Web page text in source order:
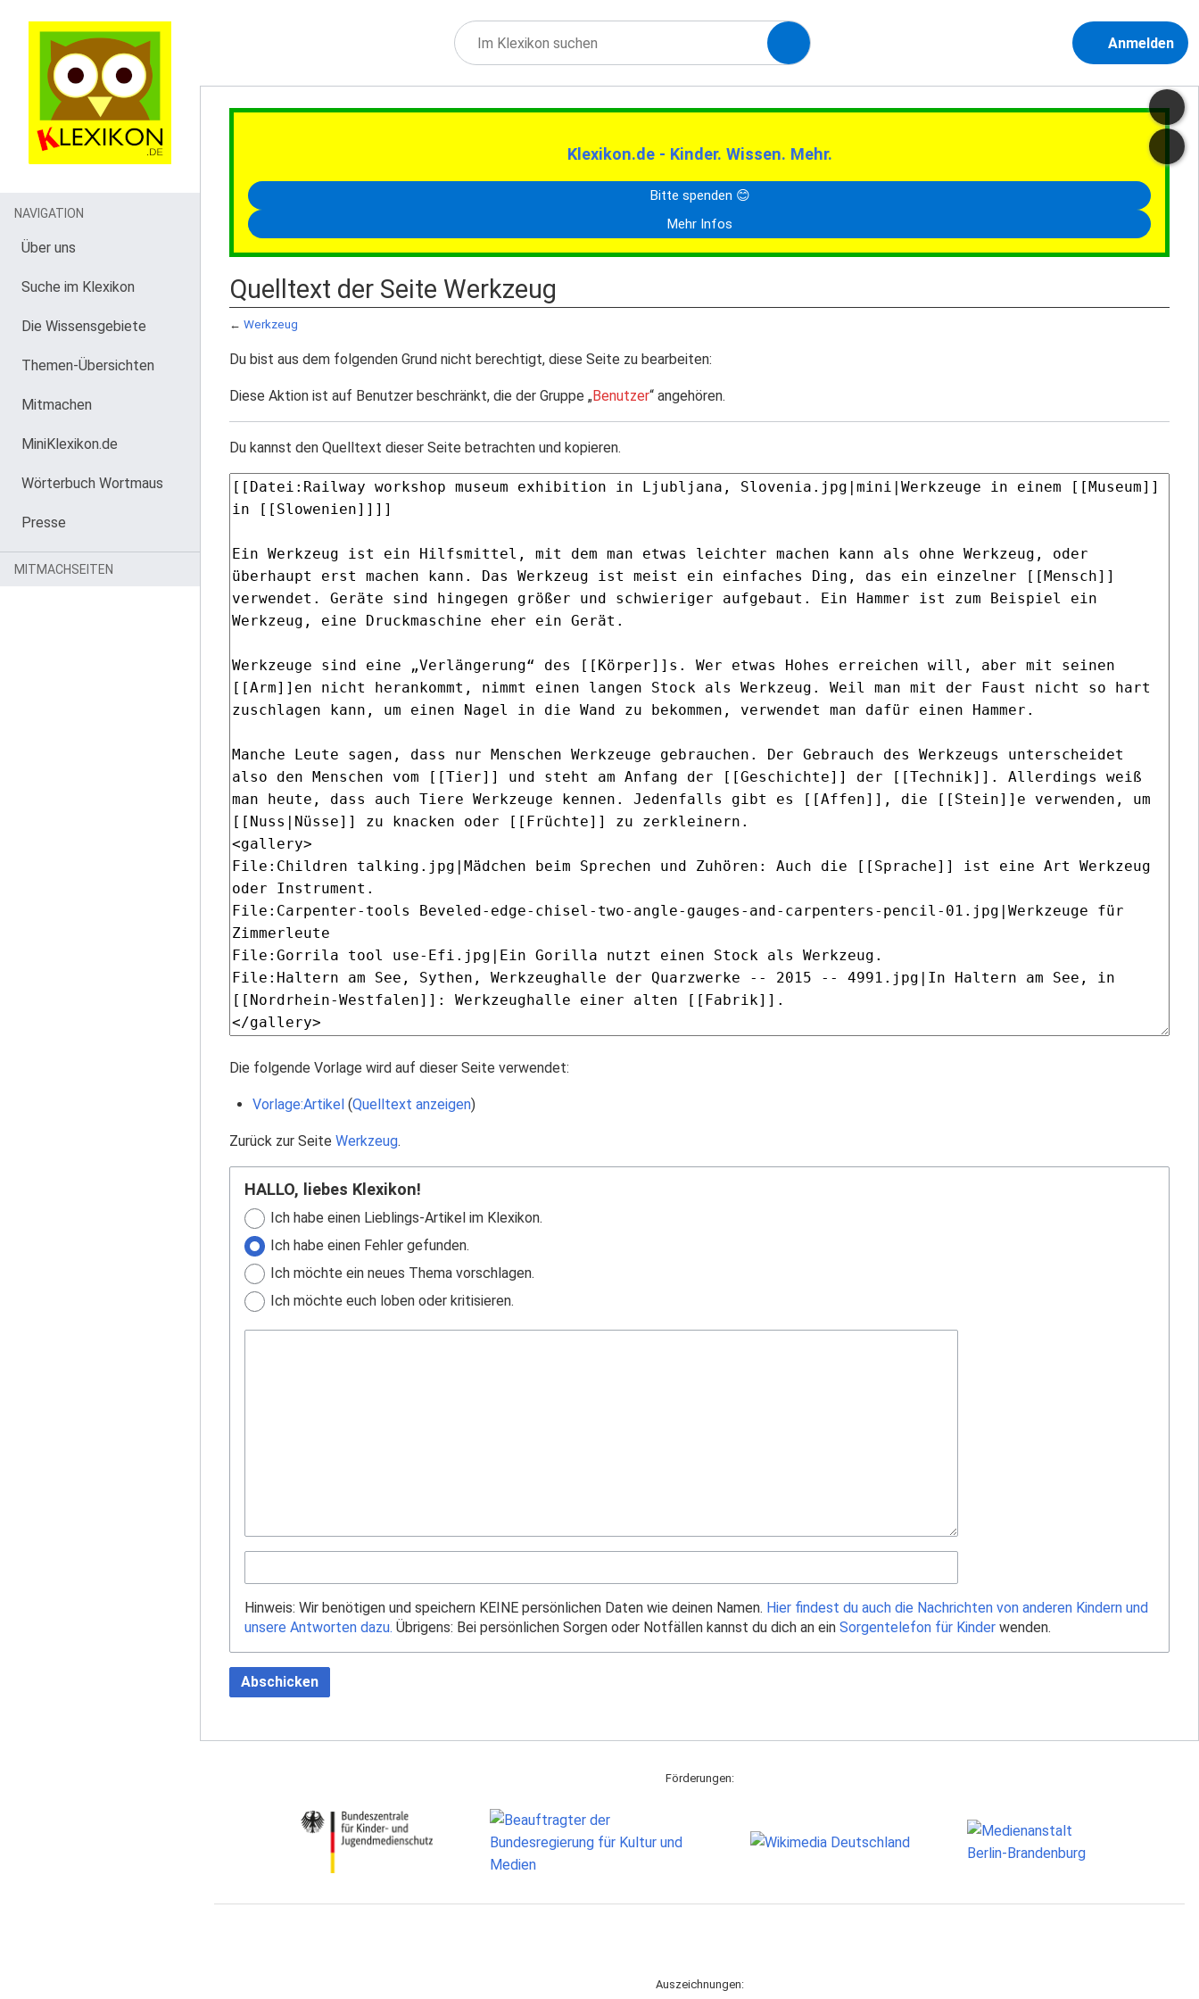
Anmelden
Klexikon.de - Kinder. Wissen. Mehr.
Bitte spenden 😊
Mehr Infos
Quelltext der Seite Werkzeug
← Werkzeug
Du bist aus dem folgenden Grund nicht berechtigt, diese Seite zu bearbeiten:
Diese Aktion ist auf Benutzer beschränkt, die der Gruppe „Benutzer“ angehören.
Du kannst den Quelltext dieser Seite betrachten und kopieren.
Die folgende Vorlage wird auf dieser Seite verwendet:
Vorlage:Artikel(Quelltext anzeigen)
Zurück zur Seite Werkzeug.
HALLO, liebes Klexikon!
Ich habe einen Lieblings-Artikel im Klexikon.
Ich habe einen Fehler gefunden.
Ich möchte ein neues Thema vorschlagen.
Ich möchte euch loben oder kritisieren.
Hinweis: Wir benötigen und speichern KEINE persönlichen Daten wie deinen Namen. Hier findest du auch die Nachrichten von anderen Kindern und
unsere Antworten dazu. Übrigens: Bei persönlichen Sorgen oder Notfällen kannst du dich an ein Sorgentelefon für Kinder wenden.
Abschicken
NAVIGATION
Über uns
Suche im Klexikon
Die Wissensgebiete
Themen-Übersichten
Mitmachen
MiniKlexikon.de
Wörterbuch Wortmaus
Presse
MITMACHSEITEN
Förderungen:
Auszeichnungen: